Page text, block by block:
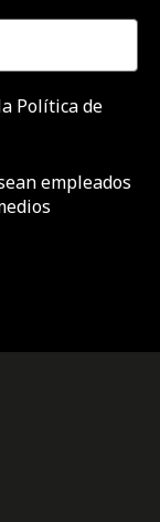
Política de
empleados